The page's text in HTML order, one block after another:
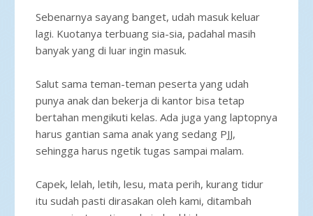
Sebenarnya sayang banget, udah masuk keluar
lagi. Kuotanya terbuang sia-sia, padahal masih
banyak yang di luar ingin masuk.
Salut sama teman-teman peserta yang udah
punya anak dan bekerja di kantor bisa tetap
bertahan mengikuti kelas. Ada juga yang laptopnya
harus gantian sama anak yang sedang PJJ,
sehingga harus ngetik tugas sampai malam.
Capek, lelah, letih, lesu, mata perih, kurang tidur
itu sudah pasti dirasakan oleh kami, ditambah